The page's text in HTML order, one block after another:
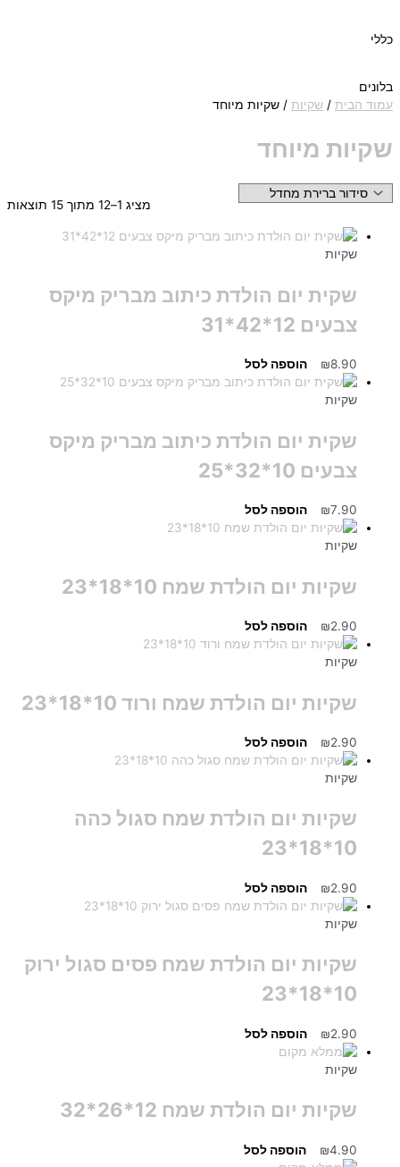
כללי
בלונים
עמוד הבית/שקיות/ שקיות מיוחד
שקיות מיוחד
מציג 1–12 מתוך 15 תוצאות
שקיות
שקית יום הולדת כיתוב מבריק מיקס
צבעים 12*42*31
₪8.90 הוספה לסל
שקיות
שקית יום הולדת כיתוב מבריק מיקס
צבעים 10*32*25
₪7.90 הוספה לסל
שקיות
שקיות יום הולדת שמח 10*18*23
₪2.90 הוספה לסל
שקיות
שקיות יום הולדת שמח ורוד 10*18*23
₪2.90 הוספה לסל
שקיות
שקיות יום הולדת שמח סגול כהה
10*18*23
₪2.90 הוספה לסל
שקיות
שקיות יום הולדת שמח פסים סגול ירוק
10*18*23
₪2.90 הוספה לסל
שקיות
שקיות יום הולדת שמח 12*26*32
₪4.90 הוספה לסל